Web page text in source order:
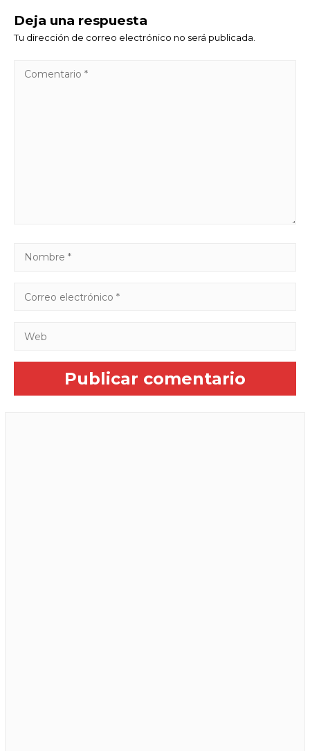
Deja una respuesta
Tu dirección de correo electrónico no será publicada.